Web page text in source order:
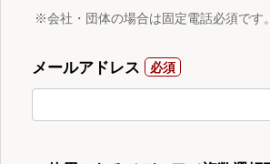
※会社・団体の場合は固定電話必須です。
メールアドレス